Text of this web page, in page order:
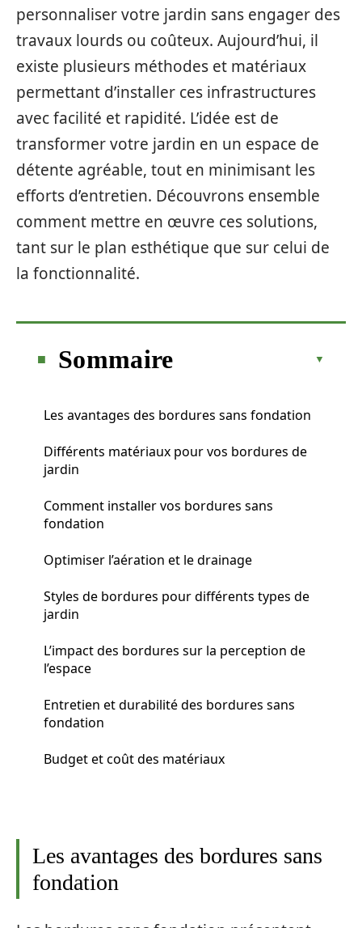
personnaliser votre jardin sans engager des
travaux lourds ou coûteux. Aujourd’hui, il
existe plusieurs méthodes et matériaux
permettant d’installer ces infrastructures
avec facilité et rapidité. L’idée est de
transformer votre jardin en un espace de
détente agréable, tout en minimisant les
efforts d’entretien. Découvrons ensemble
comment mettre en œuvre ces solutions,
tant sur le plan esthétique que sur celui de
la fonctionnalité.
Sommaire
Les avantages des bordures sans fondation
Différents matériaux pour vos bordures de
jardin
Comment installer vos bordures sans
fondation
Optimiser l’aération et le drainage
Styles de bordures pour différents types de
jardin
L’impact des bordures sur la perception de
l’espace
Entretien et durabilité des bordures sans
fondation
Budget et coût des matériaux
Les avantages des bordures sans
fondation